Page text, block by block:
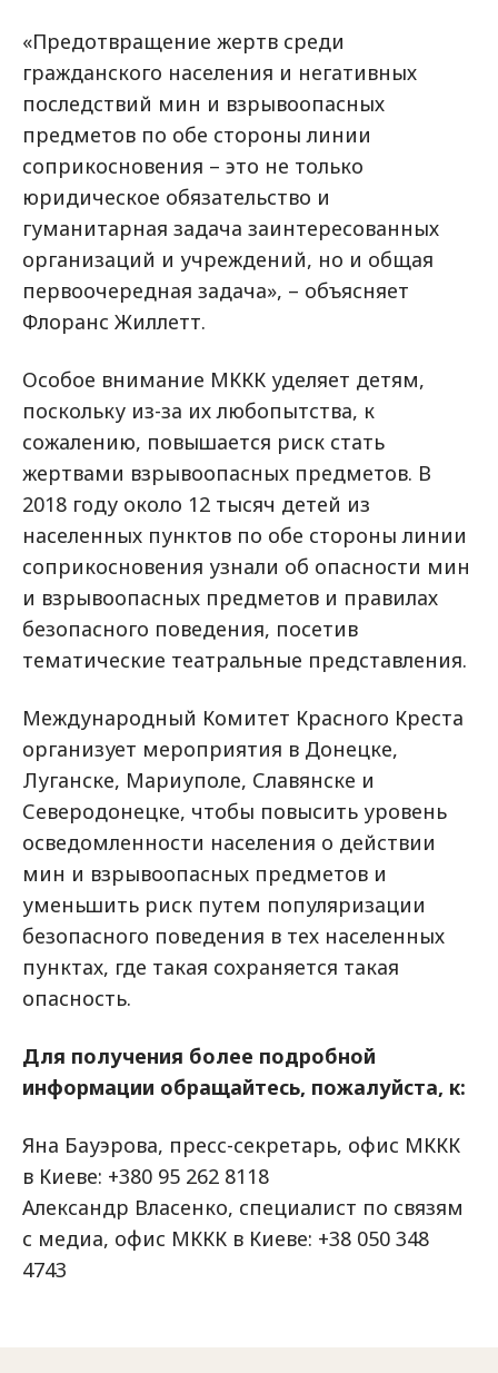
«Предотвращение жертв среди
гражданского населения и негативных
последствий мин и взрывоопасных
предметов по обе стороны линии
соприкосновения – это не только
юридическое обязательство и
гуманитарная задача заинтересованных
организаций и учреждений, но и общая
первоочередная задача», – объясняет
Флоранс Жиллетт.
Особое внимание МККК уделяет детям,
поскольку из-за их любопытства, к
сожалению, повышается риск стать
жертвами взрывоопасных предметов. В
2018 году около 12 тысяч детей из
населенных пунктов по обе стороны линии
соприкосновения узнали об опасности мин
и взрывоопасных предметов и правилах
безопасного поведения, посетив
тематические театральные представления.
Международный Комитет Красного Креста
организует мероприятия в Донецке,
Луганске, Мариуполе, Славянске и
Северодонецке, чтобы повысить уровень
осведомленности населения о действии
мин и взрывоопасных предметов и
уменьшить риск путем популяризации
безопасного поведения в тех населенных
пунктах, где такая сохраняется такая
опасность.
Для получения более подробной
информации обращайтесь, пожалуйста, к:
Яна Бауэрова, пресс-секретарь, офис МККК
в Киеве: +380 95 262 8118
Александр Власенко, специалист по связям
с медиа, офис МККК в Киеве: +38 050 348
4743